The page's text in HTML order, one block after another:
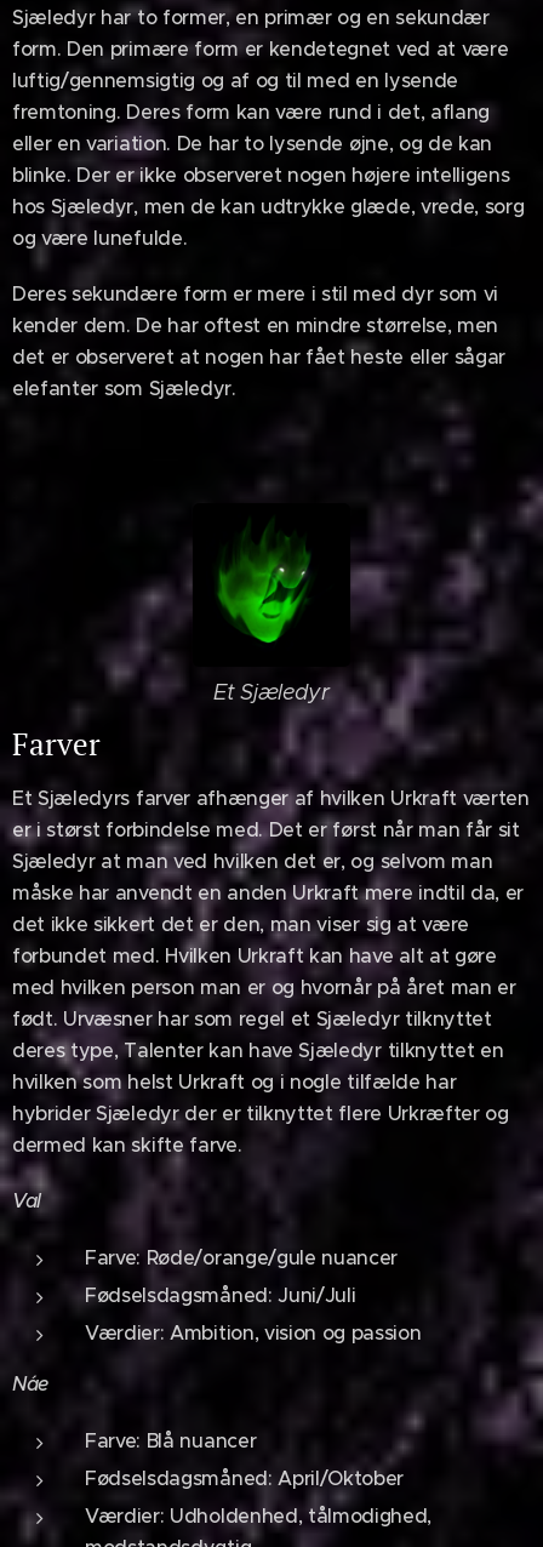
Sjæledyr har to former, en primær og en sekundær
form. Den primære form er kendetegnet ved at være
luftig/gennemsigtig og af og til med en lysende
fremtoning. Deres form kan være rund i det, aflang
eller en variation. De har to lysende øjne, og de kan
blinke. Der er ikke observeret nogen højere intelligens
hos Sjæledyr, men de kan udtrykke glæde, vrede, sorg
og være lunefulde.
Deres sekundære form er mere i stil med dyr som vi
kender dem. De har oftest en mindre størrelse, men
det er observeret at nogen har fået heste eller sågar
elefanter som Sjæledyr.
Et Sjæledyr
Farver
Et Sjæledyrs farver afhænger af hvilken Urkraft værten
er i størst forbindelse med. Det er først når man får sit
Sjæledyr at man ved hvilken det er, og selvom man
måske har anvendt en anden Urkraft mere indtil da, er
det ikke sikkert det er den, man viser sig at være
forbundet med. Hvilken Urkraft kan have alt at gøre
med hvilken person man er og hvornår på året man er
født. Urvæsner har som regel et Sjæledyr tilknyttet
deres type, Talenter kan have Sjæledyr tilknyttet en
hvilken som helst Urkraft og i nogle tilfælde har
hybrider Sjæledyr der er tilknyttet flere Urkræfter og
dermed kan skifte farve.
Val
Farve: Røde/orange/gule nuancer
Fødselsdagsmåned: Juni/Juli
Værdier: Ambition, vision og passion
Náe
Farve: Blå nuancer
Fødselsdagsmåned: April/Oktober
Værdier: Udholdenhed, tålmodighed,